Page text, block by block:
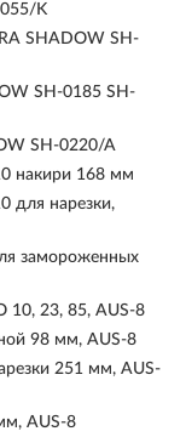
K
SHADOW SH-
SH-0185 SH-
SH-0220/A
накири 168 мм
для нарезки,
замороженных
10, 23, 85, AUS-8
98 мм, AUS-8
251 мм, AUS-
AUS-8